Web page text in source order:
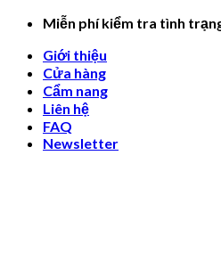
Skip
content
Miễn phí kiểm tra tình
Giới thiệu
Cửa hàng
Cẩm nang
Liên hệ
FAQ
Newsletter